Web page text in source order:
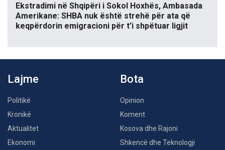
Ekstradimi në Shqipëri i Sokol Hoxhës, Ambasada
Amerikane: SHBA nuk është strehë për ata që
keqpërdorin emigracioni për t’i shpëtuar ligjit
Lajme
Politikë
Kronikë
Aktualitet
Ekonomi
Bota
Opinion
Koment
Kosova dhe Rajoni
Shkencë dhe Teknologji